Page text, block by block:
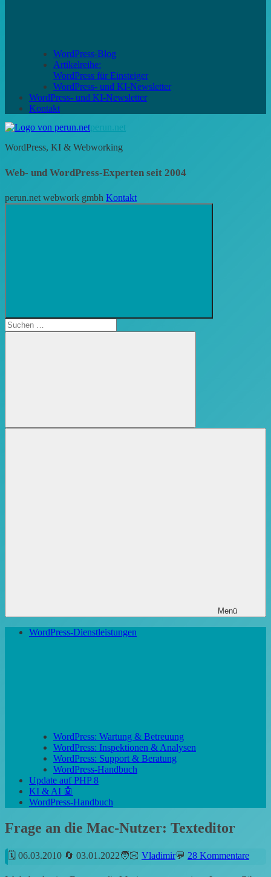
WordPress-Blog
Artikelreihe:
WordPress für Einsteiger
WordPress- und KI-Newsletter
WordPress- und KI-Newsletter
Kontakt
perun.net
WordPress, KI & Webworking
Web- und WordPress-Experten seit 2004
perun.net webwork gmbh Kontakt
öffnen
Suchen
nach:
Suchen
Menü
WordPress-Dienstleistungen
WordPress: Wartung & Betreuung
WordPress: Inspektionen & Analysen
WordPress: Support & Beratung
WordPress-Handbuch
Update auf PHP 8
KI & AI 🤖
WordPress-Handbuch
Frage an die Mac-Nutzer: Texteditor
06.03.2010 03.01.2022 Vladimir 28 Kommentare